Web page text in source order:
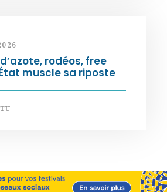
rodéos, free
muscle sa riposte